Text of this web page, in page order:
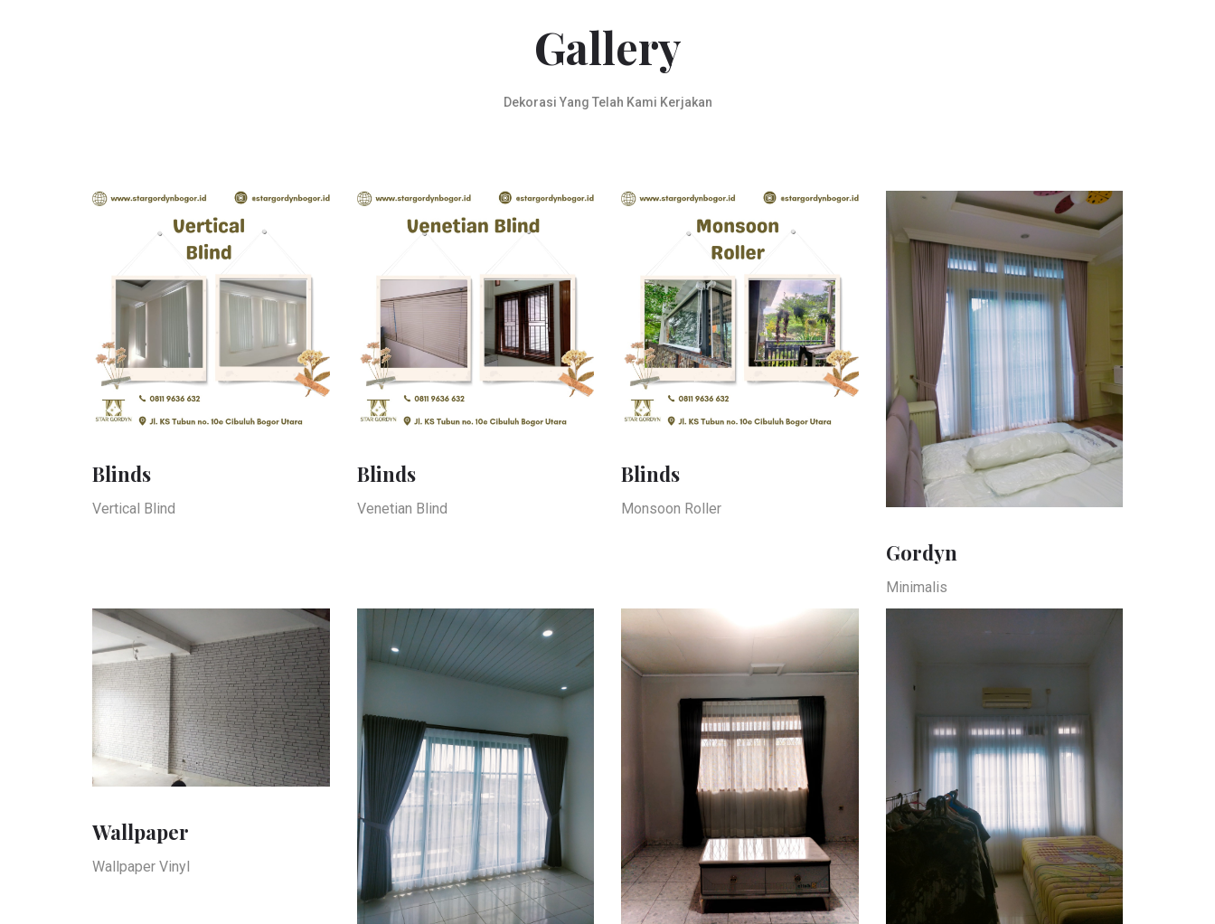
Gallery
Dekorasi Yang Telah Kami Kerjakan
Blinds
Vertical Blind
Blinds
Venetian Blind
Blinds
Monsoon Roller
Gordyn
Minimalis
Wallpaper
Wallpaper Vinyl